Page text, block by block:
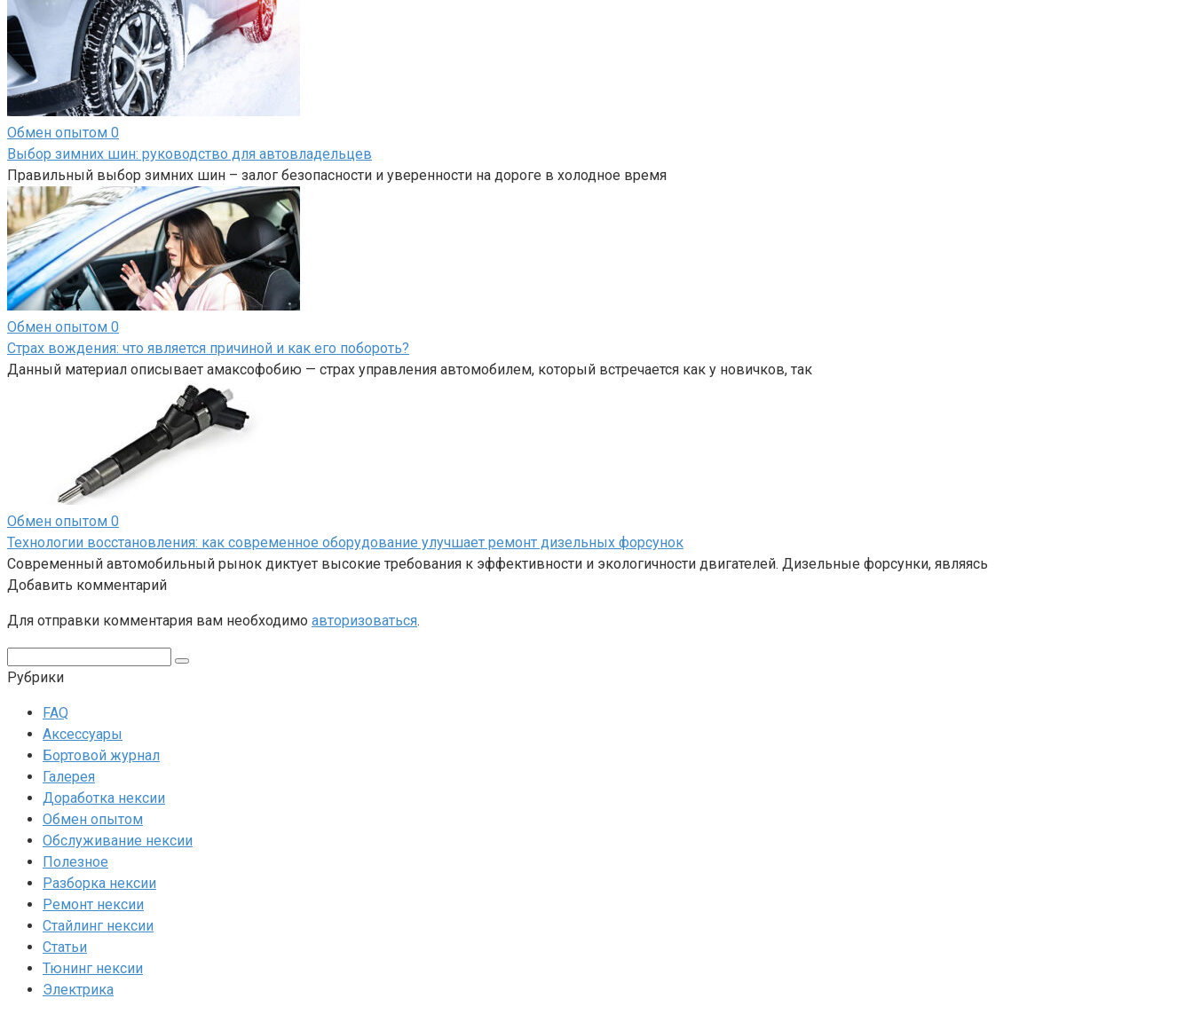
Обмен опытом 0
Выбор зимних шин: руководство для автовладельцев
Правильный выбор зимних шин – залог безопасности и уверенности на дороге в холодное время
Обмен опытом 0
Страх вождения: что является причиной и как его побороть?
Данный материал описывает амаксофобию — страх управления автомобилем, который встречается как у новичков, так
Обмен опытом 0
Технологии восстановления: как современное оборудование улучшает ремонт дизельных форсунок
Современный автомобильный рынок диктует высокие требования к эффективности и экологичности двигателей. Дизельные форсунки, являясь
Добавить комментарий
Для отправки комментария вам необходимо авторизоваться.
Рубрики
FAQ
Аксессуары
Бортовой журнал
Галерея
Доработка нексии
Обмен опытом
Обслуживание нексии
Полезное
Разборка нексии
Ремонт нексии
Стайлинг нексии
Статьи
Тюнинг нексии
Электрика